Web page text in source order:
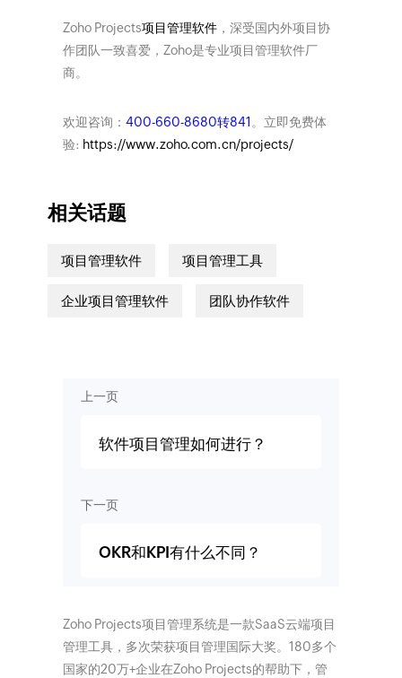
Zoho Projects项目管理软件，深受国内外项目协
作团队一致喜爱，Zoho是专业项目管理软件厂
商。
欢迎咨询： 400-660-8680转841 。立即免费体
验: https://www.zoho.com.cn/projects/
相关话题
项目管理软件 项目管理工具
企业项目管理软件 团队协作软件
上一页
软件项目管理如何进行？
下一页
OKR和KPI有什么不同？
Zoho Projects项目管理系统是一款SaaS云端项目
管理工具，多次荣获项目管理国际大奖。180多个
国家的20万+企业在Zoho Projects的帮助下，管